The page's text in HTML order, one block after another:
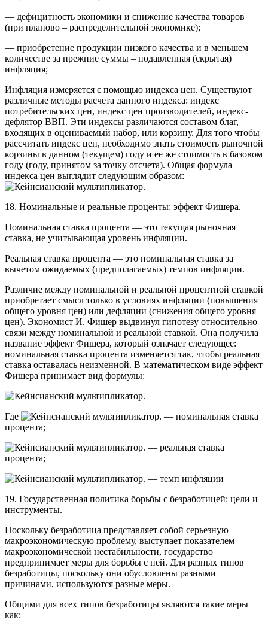
— дефицитность экономики и снижение качества товаров
(при планово – распределительной экономике);
— приобретение продукции низкого качества и в меньшем
количестве за прежние суммы – подавленная (скрытая)
инфляция;
Инфляция измеряется с помощью индекса цен. Существуют
различные методы расчета данного индекса: индекс
потребительских цен, индекс цен производителей, индекс-
дефлятор ВВП. Эти индексы различаются составом благ,
входящих в оцениваемый набор, или корзину. Для того чтобы
рассчитать индекс цен, необходимо знать стоимость рыночной
корзины в данном (текущем) году и ее же стоимость в базовом
году (году, принятом за точку отсчета). Общая формула
индекса цен выглядит следующим образом:
18. Номинальные и реальные проценты: эффект Фишера.
Номинальная ставка процента — это текущая рыночная
ставка, не учитывающая уровень инфляции.
Реальная ставка процента — это номинальная ставка за
вычетом ожидаемых (предполагаемых) темпов инфляции.
Различие между номинальной и реальной процентной ставкой
приобретает смысл только в условиях инфляции (повышения
общего уровня цен) или дефляции (снижения общего уровня
цен). Экономист И. Фишер выдвинул гипотезу относительно
связи между номинальной и реальной ставкой. Она получила
название эффект Фишера, который означает следующее:
номинальная ставка процента изменяется так, чтобы реальная
ставка оставалась неизменной. В математическом виде эффект
Фишера принимает вид формулы:
Где
— номинальная ставка
процента;
— реальная ставка
процента;
— темп инфляции
19. Государственная политика борьбы с безработицей: цели и
инструменты.
Поскольку безработица представляет собой серьезную
макроэкономическую проблему, выступает показателем
макроэкономической нестабильности, государство
предпринимает меры для борьбы с ней. Для разных типов
безработицы, поскольку они обусловлены разными
причинами, используются разные меры.
Общими для всех типов безработицы являются такие меры
как: